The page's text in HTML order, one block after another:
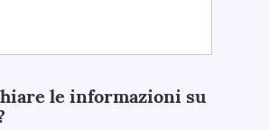
le informazioni su